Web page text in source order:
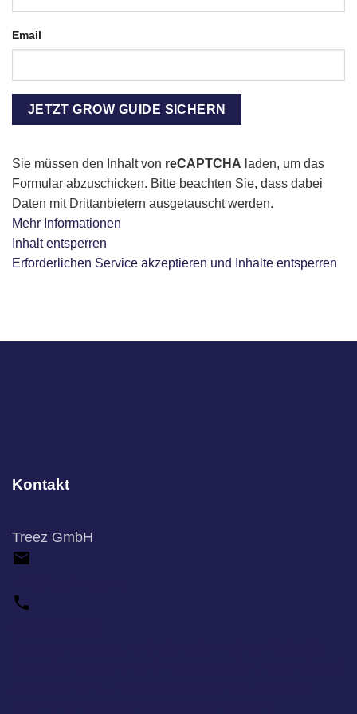
Email
Sie müssen den Inhalt von reCAPTCHA laden, um das
Formular abzuschicken. Bitte beachten Sie, dass dabei
Daten mit Drittanbietern ausgetauscht werden.
Mehr Informationen
Inhalt entsperren
Erforderlichen Service akzeptieren und Inhalte entsperren
Kontakt
Treez GmbH